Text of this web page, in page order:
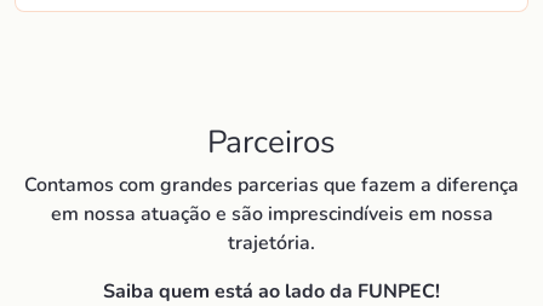
Parceiros
Contamos com grandes parcerias que fazem a diferença
em nossa atuação e são imprescindíveis em nossa
trajetória.
Saiba quem está ao lado da FUNPEC!